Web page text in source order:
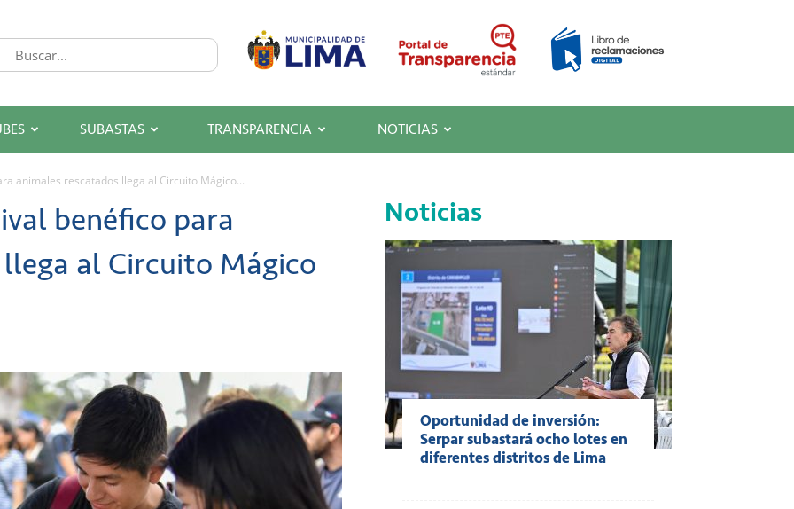
SUBASTAS TRANSPARENCIA NOTICIAS
animales rescatados llega al Circuito Mágico...
benéfico para
al Circuito Mágico
Noticias
Oportunidad de inversión:
Serpar subastará ocho lotes en
diferentes distritos de Lima